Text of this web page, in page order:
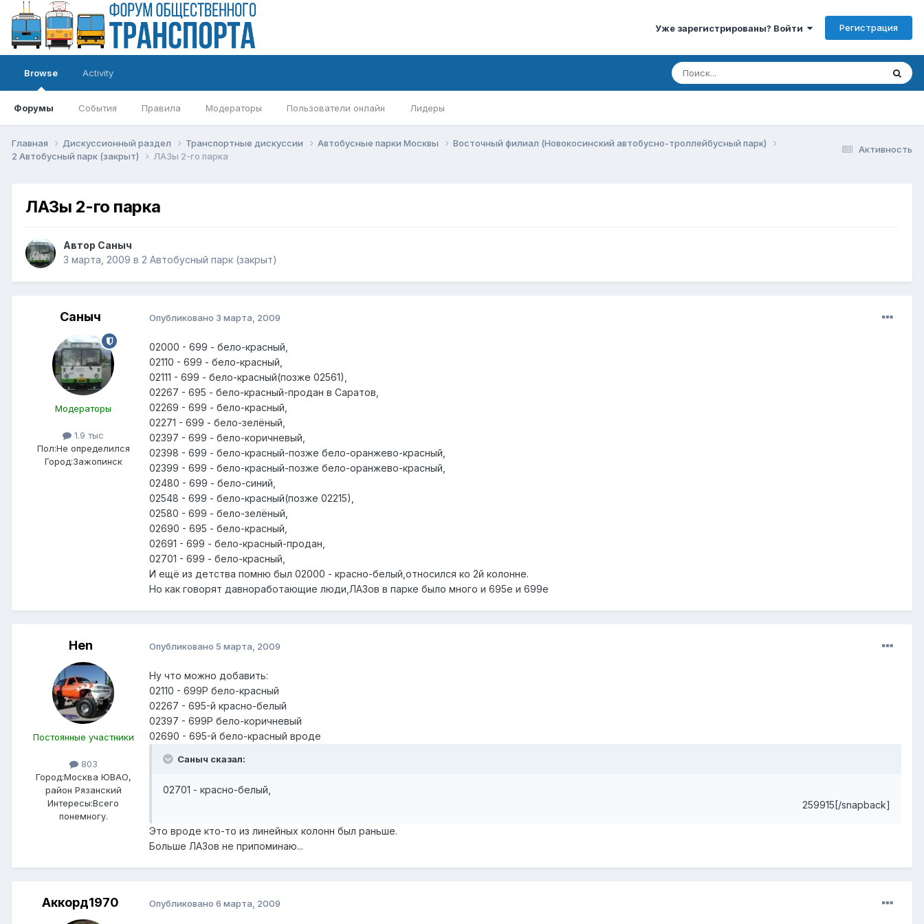
Уже зарегистрированы? Войти Регистрация
Browse
Форумы События Правила Модераторы Пользователи онлайн Лидеры
Activity
Активность
Главная Дискуссионный раздел Транспортные дискуссии Автобусные парки Москвы
Восточный филиал (Новокосинский автобусно-троллейбусный парк)
2 Автобусный парк (закрыт)
ЛАЗы 2-го парка
ЛАЗы 2-го парка
Автор Саныч
3 марта, 2009 в 2 Автобусный парк (закрыт)
Саныч
Модераторы
1.9 тыс
Пол:Не определился
Город:Зажопинск
Опубликовано 3 марта, 2009
02000 - 699 - бело-красный,
02110 - 699 - бело-красный,
02111 - 699 - бело-красный(позже 02561),
02267 - 695 - бело-красный-продан в Саратов,
02269 - 699 - бело-красный,
02271 - 699 - бело-зелёный,
02397 - 699 - бело-коричневый,
02398 - 699 - бело-красный-позже бело-оранжево-красный,
02399 - 699 - бело-красный-позже бело-оранжево-красный,
02480 - 699 - бело-синий,
02548 - 699 - бело-красный(позже 02215),
02580 - 699 - бело-зелёный,
02690 - 695 - бело-красный,
02691 - 699 - бело-красный-продан,
02701 - 699 - бело-красный,
И ещё из детства помню был 02000 - красно-белый,относился ко 2й колонне.
Но как говорят давноработающие люди,ЛАЗов в парке было много и 695е и 699е
Hen
Постоянные участники
803
Город:Москва ЮВАО,
район Рязанский
Интересы:Всего
понемногу.
Опубликовано 5 марта, 2009
Ну что можно добавить:
02110 - 699Р бело-красный
02267 - 695-й красно-белый
02397 - 699Р бело-коричневый
02690 - 695-й бело-красный вроде
Саныч сказал:
02701 - красно-белый,
259915[/snapback]
Это вроде кто-то из линейных колонн был раньше.
Больше ЛАЗов не припоминаю...
Аккорд1970 Опубликовано 6 марта, 2009